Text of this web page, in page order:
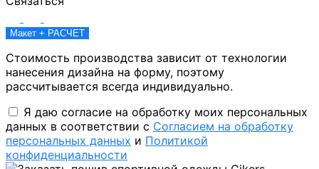
Макет + РАСЧЕТ
Стоимость производства зависит от технологии
нанесения дизайна на форму, поэтому
рассчитывается всегда индивидуально.
Я даю согласие на обработку моих персональных
данных в соответствии с Согласием на обработку
персональных данных и Политикой
конфиденциальности